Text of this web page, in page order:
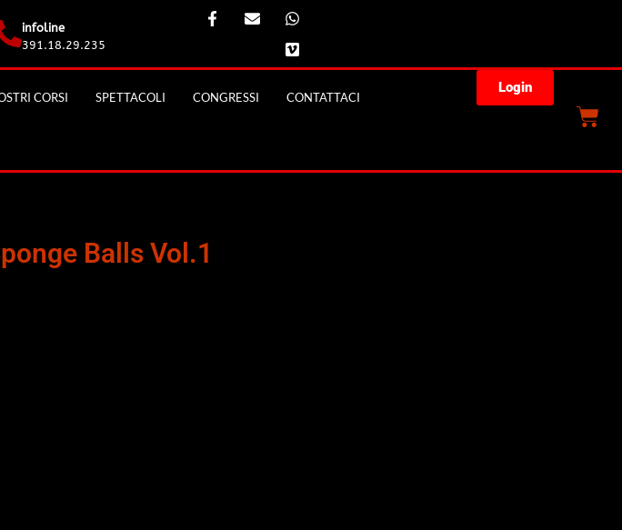
infoline
391.18.29.235
CORSI SPETTACOLI CONGRESSI CONTATTACI
Login
Balls Vol.1